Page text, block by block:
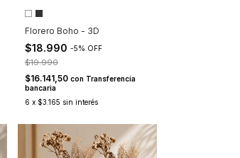
Florero Boho - 3D
$18.990 -5% OFF
$19.990
$16.141,50 con Transferencia
bancaria
6 x $3.165 sin interés